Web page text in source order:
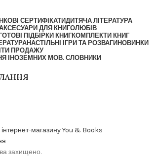
СЕРТИФІКАТИДИТЯЧА ЛІТЕРАТУРА
ДЛЯ КНИГОЛЮБІВ
ГОТОВІ ПІДБІРКИ КНИГКОМПЛЕКТИ КНИГ
НАСТІЛЬНІ ІГРИ ТА РОЗВАГИ НОВИНКИ
ПРОДАЖУ
ІНОЗЕМНИХ МОВ. СЛОВНИКИ
магазину You & Books
захищено.